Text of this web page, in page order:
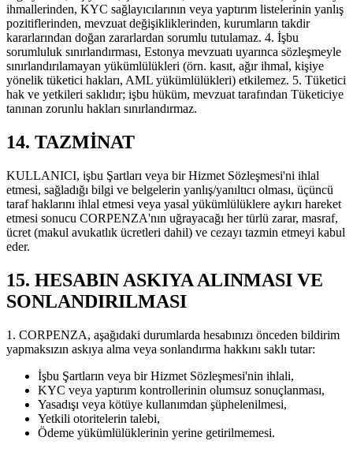
ihmallerinden, KYC sağlayıcılarının veya yaptırım listelerinin yanlış
pozitiflerinden, mevzuat değişikliklerinden, kurumların takdir
kararlarından doğan zararlardan sorumlu tutulamaz. 4. İşbu
sorumluluk sınırlandırması, Estonya mevzuatı uyarınca sözleşmeyle
sınırlandırılamayan yükümlülükleri (örn. kasıt, ağır ihmal, kişiye
yönelik tüketici hakları, AML yükümlülükleri) etkilemez. 5. Tüketici
hak ve yetkileri saklıdır; işbu hüküm, mevzuat tarafından Tüketiciye
tanınan zorunlu hakları sınırlandırmaz.
14. TAZMİNAT
KULLANICI, işbu Şartları veya bir Hizmet Sözleşmesi'ni ihlal
etmesi, sağladığı bilgi ve belgelerin yanlış/yanıltıcı olması, üçüncü
taraf haklarını ihlal etmesi veya yasal yükümlülüklere aykırı hareket
etmesi sonucu CORPENZA'nın uğrayacağı her türlü zarar, masraf,
ücret (makul avukatlık ücretleri dahil) ve cezayı tazmin etmeyi kabul
eder.
15. HESABIN ASKIYA ALINMASI VE
SONLANDIRILMASI
1. CORPENZA, aşağıdaki durumlarda hesabınızı önceden bildirim
yapmaksızın askıya alma veya sonlandırma hakkını saklı tutar:
İşbu Şartların veya bir Hizmet Sözleşmesi'nin ihlali,
KYC veya yaptırım kontrollerinin olumsuz sonuçlanması,
Yasadışı veya kötüye kullanımdan şüphelenilmesi,
Yetkili otoritelerin talebi,
Ödeme yükümlülüklerinin yerine getirilmemesi.